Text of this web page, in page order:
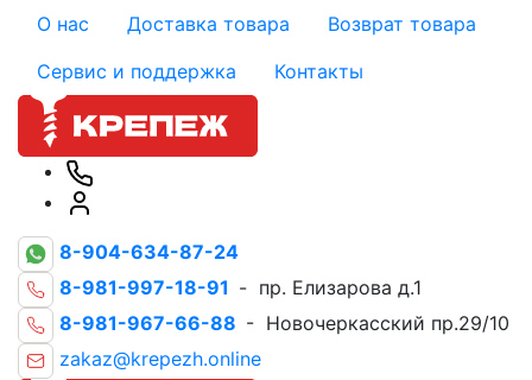
О нас Доставка товара
Возврат товара
Сервис и поддержка
Контакты
8-904-634-87-24
8-981-997-18-91 - пр. Елизарова д.1
8-981-967-66-88 - Новочеркасский пр.29/10
zakaz@krepezh.online